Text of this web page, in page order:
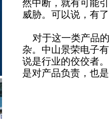
然中断，就有可能
威胁。可以说，有
对于这一类产品
杂。中山景荣电子
说是行业的佼佼者
是对产品负责，也